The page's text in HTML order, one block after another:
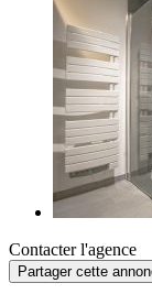
Contacter l'agence
Partager cette